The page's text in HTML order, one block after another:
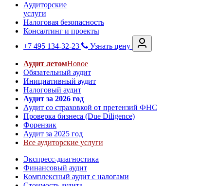
Аудиторские
услуги
Налоговая безопасность
Консалтинг и проекты
+7 495 134-32-23
Узнать цену
Аудит летомНовое
Обязательный аудит
Инициативный аудит
Налоговый аудит
Аудит за 2026 год
Аудит со страховкой от претензий ФНС
Проверка бизнеса (Due Diligence)
Форензик
Аудит за 2025 год
Все аудиторские услуги
Экспресс-диагностика
Финансовый аудит
Комплексный аудит с налогами